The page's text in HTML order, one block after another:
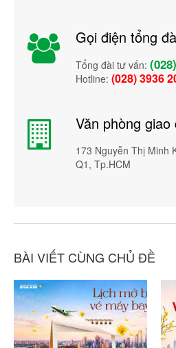
Gọi điện tổng
Tổng đài tư vấn:
Hotline: (028) 3936
Văn phòng
173 Nguyễn Thị Minh
Q1, Tp.HCM
BÀI VIẾT CÙNG CHỦ ĐỀ